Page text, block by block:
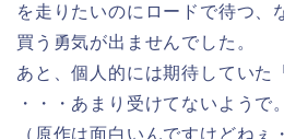
を走りたいのにロードで待つ、
買う勇気が出ませんでした。
あと、個人的には期待していた
・・・あまり受けてないようで。
（原作は面白いんですけどねぇ